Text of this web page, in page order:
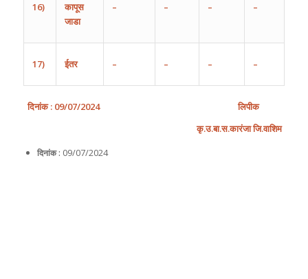
16)
कापूस
जाडा
– – – –
17) ईतर – – – –
दिनांक : 09/07/2024
लिपीक
कृ.उ.बा.स.कारंजाजि.वाशिम
दिनांक : 09/07/2024